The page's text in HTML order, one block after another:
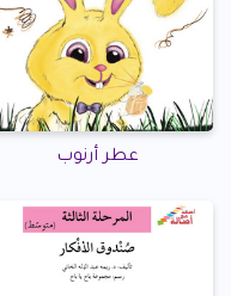
عطر أرنوب